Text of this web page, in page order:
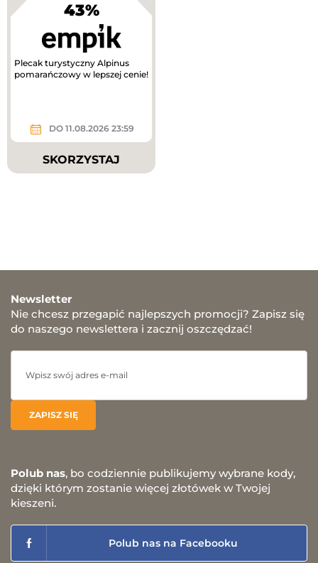
43%
Plecak turystyczny Alpinus
pomarańczowy w lepszej cenie!
DO 11.08.2026 23:59
SKORZYSTAJ
Newsletter
Nie chcesz przegapić najlepszych promocji? Zapisz się
do naszego newslettera i zacznij oszczędzać!
Polub nas, bo codziennie publikujemy wybrane kody,
dzięki którym zostanie więcej złotówek w Twojej
kieszeni.
Polub nas na Facebooku